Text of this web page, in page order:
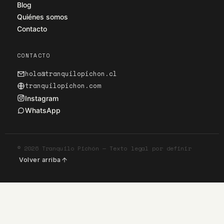
Blog
Quiénes somos
Contacto
CONTACTO
hola@tranquilopichon.cl
tranquilopichon.com
Instagram
WhatsApp
© 2026Tranquilo Pichón — Texto legal por definir
Volver arriba